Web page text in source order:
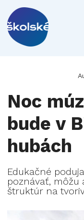
Noc
bude v
hubách
​​​​​​​Edukačné
poznávať, môžu
štruktúr na